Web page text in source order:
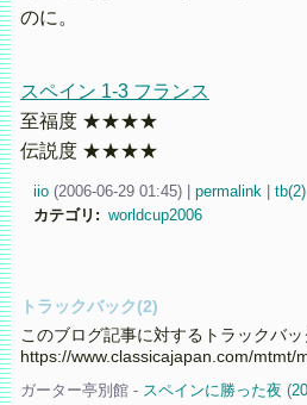
のに。
スペイン 1-3 フランス
至福度 ★★★★
伝説度 ★★★★
iio (2006-06-29 01:45) permalink| tb(2)
カテゴリ : worldcup2006
トラックバック(2)
このブログ記事に対するトラックバッ
https://www.classicajapan.com/mtmt/
ガーター亭別館 - スペインに勝った夜 (